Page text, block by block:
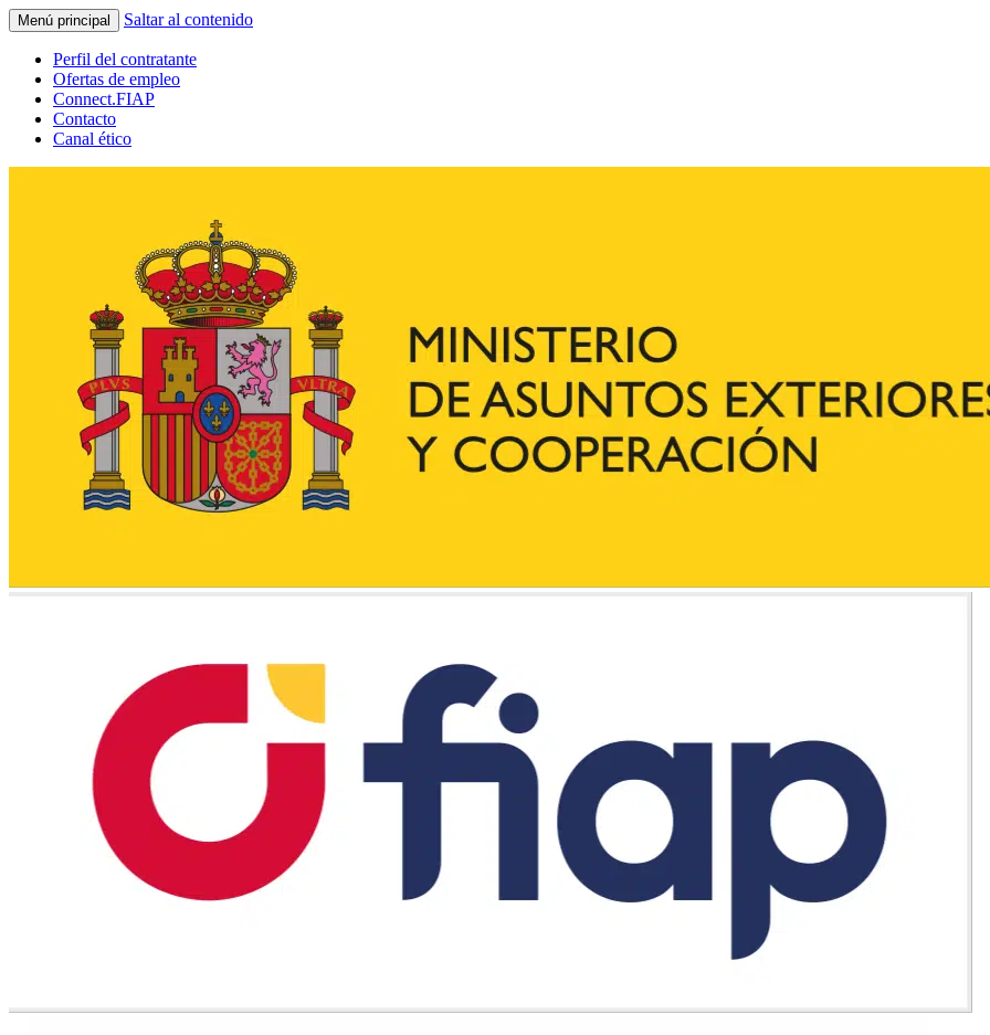
Menú principal Saltar al contenido
Perfil del contratante
Ofertas de empleo
Connect.FIAP
Contacto
Canal ético